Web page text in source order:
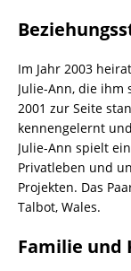
Im Jahr 2003
Julie-Ann, die ihm
2001 zur Seite
kennengelernt
Julie-Ann spielt
Privatleben und
Projekten. Das
Talbot, Wales.
Familie und